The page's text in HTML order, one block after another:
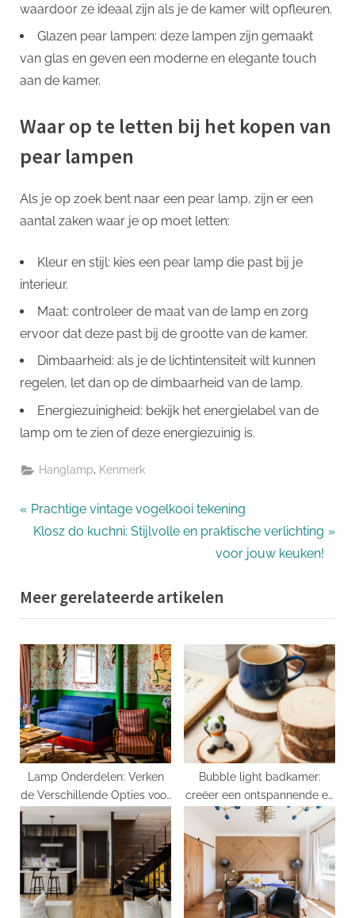
waardoor ze ideaal zijn als je de kamer wilt opfleuren.
Glazen pear lampen: deze lampen zijn gemaakt
van glas en geven een moderne en elegante touch
aan de kamer.
Waar op te letten bij het kopen van
pear lampen
Als je op zoek bent naar een pear lamp, zijn er een
aantal zaken waar je op moet letten:
Kleur en stijl: kies een pear lamp die past bij je
interieur.
Maat: controleer de maat van de lamp en zorg
ervoor dat deze past bij de grootte van de kamer.
Dimbaarheid: als je de lichtintensiteit wilt kunnen
regelen, let dan op de dimbaarheid van de lamp.
Energiezuinigheid: bekijk het energielabel van de
lamp om te zien of deze energiezuinig is.
Hanglamp, Kenmerk
Bericht
P
r
o
u
s
P
o
s
t
:
Prachtige vintage vogelkooi tekening
N
t
P
o
s
t
:
Klosz do kuchni: Stijlvolle en praktische verlichting
voor jouw keuken!
Meer gerelateerde artikelen
Lamp Onderdelen: Verken
de Verschillende Opties voor
Verlichtingsaccessoires
Bubble light badkamer:
creëer een ontspannende en
stijlvolle sfeer